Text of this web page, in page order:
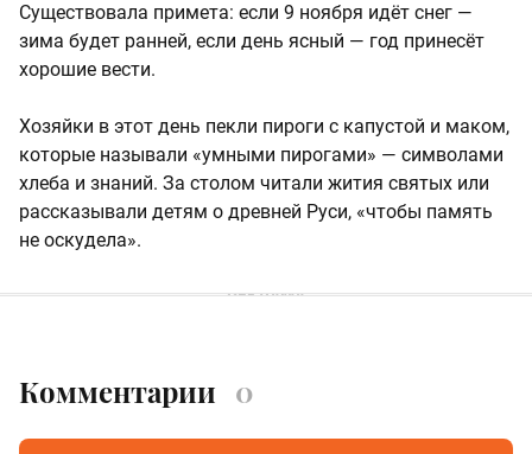
Существовала примета: если 9 ноября идёт снег —
зима будет ранней, если день ясный — год принесёт
хорошие вести.
Хозяйки в этот день пекли пироги с капустой и маком,
которые называли «умными пирогами» — символами
хлеба и знаний. За столом читали жития святых или
рассказывали детям о древней Руси, «чтобы память
не оскудела».
Комментарии 0